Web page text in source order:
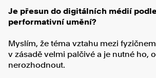
Je přesun do digitálních médií
performativní umění?
Myslím, že téma vztahu mezi
v zásadě velmi palčivé a je nutné ho,
nerozhodnout.